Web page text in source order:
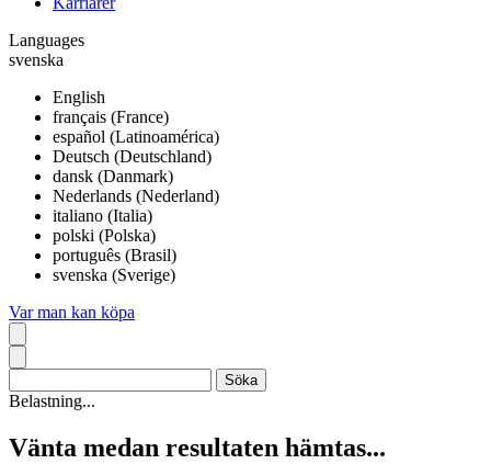
Languages
svenska
English
français (France)
español (Latinoamérica)
Deutsch (Deutschland)
dansk (Danmark)
Nederlands (Nederland)
italiano (Italia)
polski (Polska)
português (Brasil)
svenska (Sverige)
Var man kan köpa
Belastning...
Vänta medan resultaten hämtas...